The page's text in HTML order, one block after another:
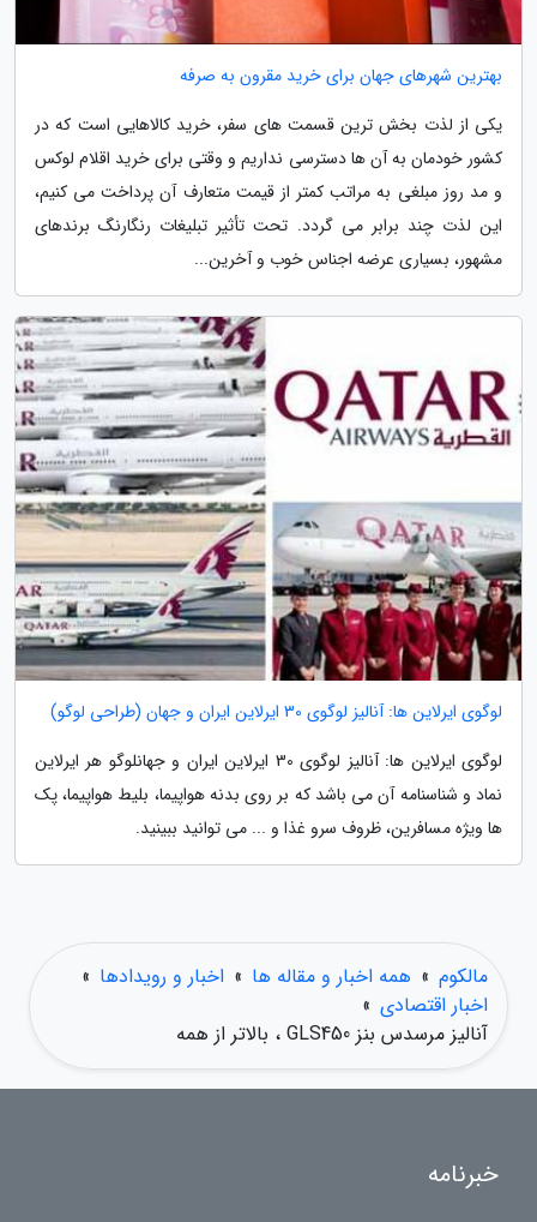
بهترین شهرهای جهان برای خرید مقرون به صرفه
یکی از لذت بخش ترین قسمت های سفر، خرید کالاهایی است که در
کشور خودمان به آن ها دسترسی نداریم و وقتی برای خرید اقلام لوکس
و مد روز مبلغی به مراتب کمتر از قیمت متعارف آن پرداخت می کنیم،
این لذت چند برابر می گردد. تحت تأثیر تبلیغات رنگارنگ برندهای
مشهور، بسیاری عرضه اجناس خوب و آخرین...
لوگوی ایرلاین ها: آنالیز لوگوی 30 ایرلاین ایران و جهان (طراحی لوگو)
لوگوی ایرلاین ها: آنالیز لوگوی 30 ایرلاین ایران و جهانلوگو هر ایرلاین
نماد و شناسنامه آن می باشد که بر روی بدنه هواپیما، بلیط هواپیما، پک
ها ویژه مسافرین، ظروف سرو غذا و ... می توانید ببینید.
مالکوم » همه اخبار و مقاله ها » اخبار و رویدادها »
اخبار اقتصادی »
آنالیز مرسدس بنز GLS450 ، بالاتر از همه
خبرنامه